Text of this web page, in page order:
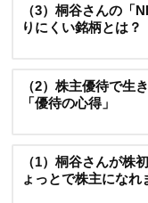
（3）桐谷さんの「
りにくい銘柄とは？
（2）株主優待で生
「優待の心得」
（1）桐谷さんが株
ょっとで株主になれ